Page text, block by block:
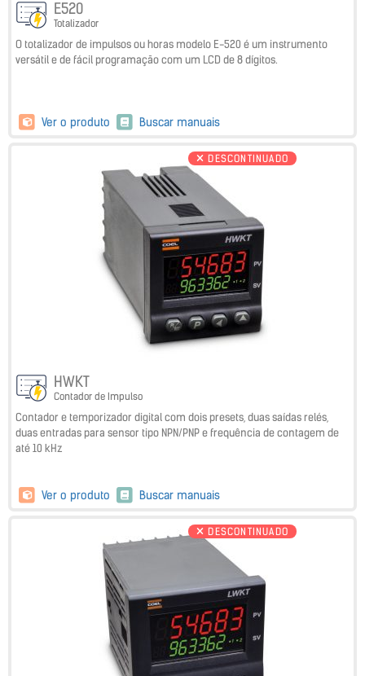
E520
Totalizador
O totalizador de impulsos ou horas modelo E-520 é um instrumento
versátil e de fácil programação com um LCD de 8 dígitos.
Ver o produto Buscar manuais
DESCONTINUADO
HWKT
Contador de Impulso
Contador e temporizador digital com dois presets, duas saídas relés,
duas entradas para sensor tipo NPN/PNP e frequência de contagem de
até 10 kHz
Ver o produto Buscar manuais
DESCONTINUADO